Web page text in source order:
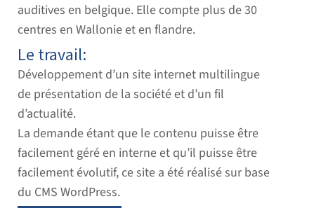
auditives en belgique. Elle compte plus de 30
centres en Wallonie et en flandre.
Le travail:
Développement d’un site internet multilingue
de présentation de la société et d’un fil
d’actualité.
La demande étant que le contenu puisse être
facilement géré en interne et qu’il puisse être
facilement évolutif, ce site a été réalisé sur base
du CMS WordPress.